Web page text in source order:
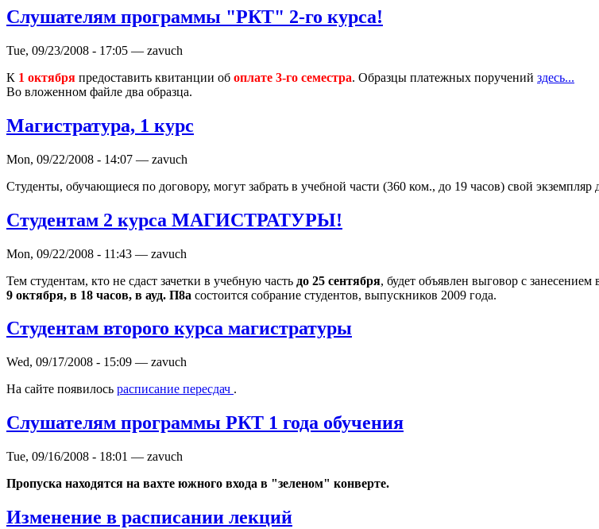
Слушателям программы "РКТ" 2-го курса!
Tue, 09/23/2008 - 17:05 — zavuch
К 1 октября предоставить квитанции об оплате 3-го семестра. Образцы платежных поручений здесь...
Во вложенном файле два образца.
Магистратура, 1 курс
Mon, 09/22/2008 - 14:07 — zavuch
Студенты, обучающиеся по договору, могут забрать в учебной части (360 ком., до 19 часов) свой экземпляр
Студентам 2 курса МАГИСТРАТУРЫ!
Mon, 09/22/2008 - 11:43 — zavuch
Тем студентам, кто не сдаст зачетки в учебную часть до 25 сентября, будет объявлен выговор с
9 октября, в 18 часов, в ауд. П8а состоится собрание студентов, выпускников 2009 года.
Студентам второго курса магистратуры
Wed, 09/17/2008 - 15:09 — zavuch
На сайте появилось расписание пересдач .
Слушателям программы РКТ 1 года обучения
Tue, 09/16/2008 - 18:01 — zavuch
Пропуска находятся на вахте южного входа в "зеленом" конверте.
Изменение в расписании лекций